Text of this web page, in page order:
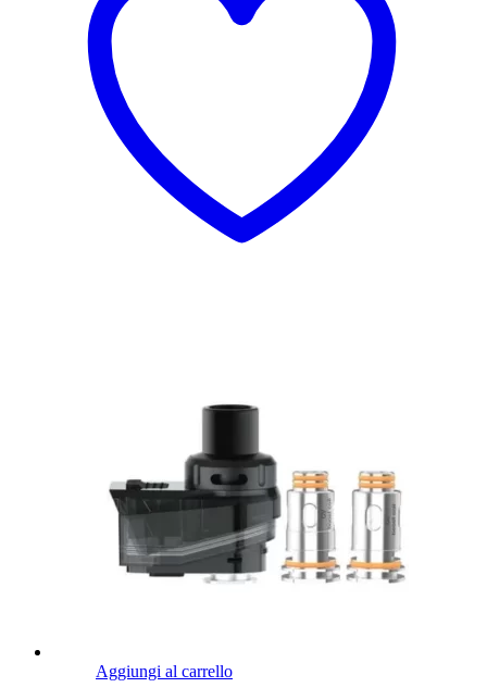
Aggiungi al carrello